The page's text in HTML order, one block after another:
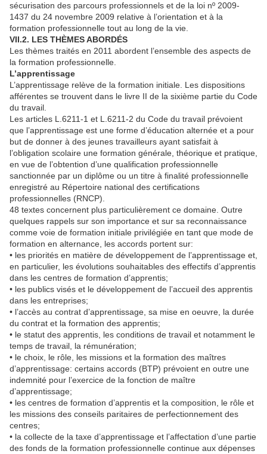
sécurisation des parcours professionnels et de la loi nº 2009-
1437 du 24 novembre 2009 relative à l’orientation et à la
formation professionnelle tout au long de la vie.
VII.2. LES THÈMES ABORDÉS
Les thèmes traités en 2011 abordent l’ensemble des aspects de
la formation professionnelle.
L’apprentissage
L’apprentissage relève de la formation initiale. Les dispositions
afférentes se trouvent dans le livre II de la sixième partie du Code
du travail.
Les articles L.6211-1 et L.6211-2 du Code du travail prévoient
que l’apprentissage est une forme d’éducation alternée et a pour
but de donner à des jeunes travailleurs ayant satisfait à
l’obligation scolaire une formation générale, théorique et pratique,
en vue de l’obtention d’une qualification professionnelle
sanctionnée par un diplôme ou un titre à finalité professionnelle
enregistré au Répertoire national des certifications
professionnelles (RNCP).
48 textes concernent plus particulièrement ce domaine. Outre
quelques rappels sur son importance et sur sa reconnaissance
comme voie de formation initiale privilégiée en tant que mode de
formation en alternance, les accords portent sur:
• les priorités en matière de développement de l’apprentissage et,
en particulier, les évolutions souhaitables des effectifs d’apprentis
dans les centres de formation d’apprentis;
• les publics visés et le développement de l’accueil des apprentis
dans les entreprises;
• l’accès au contrat d’apprentissage, sa mise en oeuvre, la durée
du contrat et la formation des apprentis;
• le statut des apprentis, les conditions de travail et notamment le
temps de travail, la rémunération;
• le choix, le rôle, les missions et la formation des maîtres
d’apprentissage: certains accords (BTP) prévoient en outre une
indemnité pour l’exercice de la fonction de maître
d’apprentissage;
• les centres de formation d’apprentis et la composition, le rôle et
les missions des conseils paritaires de perfectionnement des
centres;
• la collecte de la taxe d’apprentissage et l’affectation d’une partie
des fonds de la formation professionnelle continue aux dépenses